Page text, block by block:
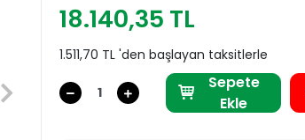
18.140,35 TL
1.511,70 TL 'den başlayan taksitlerle
Sepete
Ekle